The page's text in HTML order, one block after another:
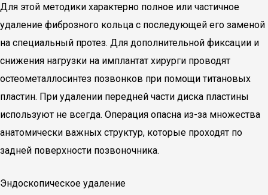
Для этой методики характерно полное или частичное
удаление фиброзного кольца с последующей его заменой
на специальный протез. Для дополнительной фиксации и
снижения нагрузки на имплантат хирурги проводят
остеометаллосинтез позвонков при помощи титановых
пластин. При удалении передней части диска пластины
используют не всегда. Операция опасна из-за множества
анатомически важных структур, которые проходят по
задней поверхности позвоночника.
Эндоскопическое удаление